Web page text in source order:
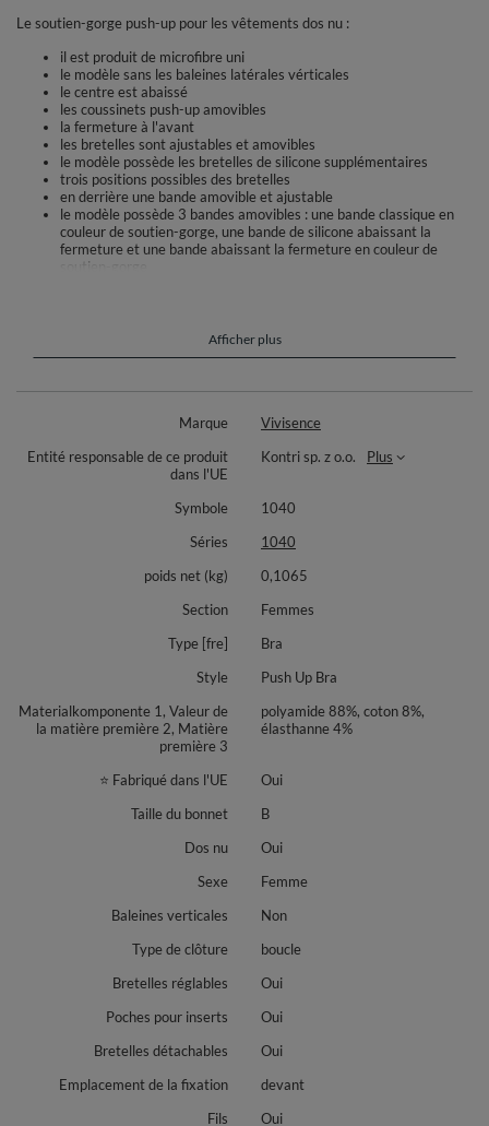
Le soutien-gorge push-up pour les vêtements dos nu :
il est produit de microfibre uni
le modèle sans les baleines latérales vérticales
le centre est abaissé
les coussinets push-up amovibles
la fermeture à l'avant
les bretelles sont ajustables et amovibles
le modèle possède les bretelles de silicone supplémentaires
trois positions possibles des bretelles
en derrière une bande amovible et ajustable
le modèle possède 3 bandes amovibles : une bande classique en
couleur de soutien-gorge, une bande de silicone abaissant la
fermeture et une bande abaissant la fermeture en couleur de
soutien-gorge
Afficher plus
Marque
Vivisence
Entité responsable de ce produit
dans l'UE
Kontri sp. z o.o. Plus
Symbole
1040
Séries
1040
poids net (kg)
0,1065
Section
Femmes
Type [fre]
Bra
Style
Push Up Bra
Materialkomponente 1, Valeur de
la matière première 2, Matière
première 3
polyamide 88%, coton 8%,
élasthanne 4%
⭐ Fabriqué dans l'UE
Oui
Taille du bonnet
B
Dos nu
Oui
Sexe
Femme
Baleines verticales
Non
Type de clôture
boucle
Bretelles réglables
Oui
Poches pour inserts
Oui
Bretelles détachables
Oui
Emplacement de la fixation
devant
Fils
Oui